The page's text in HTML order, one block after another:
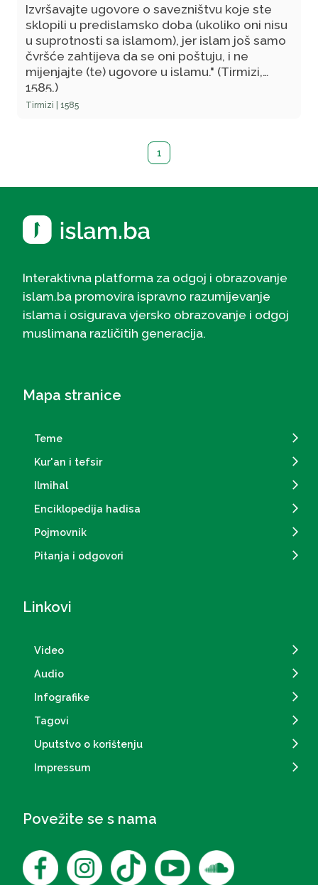
Izvršavajte ugovore o savezništvu koje ste
sklopili u predislamsko doba (ukoliko oni nisu
u suprotnosti sa islamom), jer islam još samo
čvršće zahtijeva da se oni poštuju, i ne
mijenjajte (te) ugovore u islamu." (Tirmizi,
1585.)
Tirmizi | 1585
1
Interaktivna platforma za odgoj i obrazovanje
islam.ba promovira ispravno razumijevanje
islama i osigurava vjersko obrazovanje i odgoj
muslimana različitih generacija.
Mapa stranice
Teme
Kur'an i tefsir
Ilmihal
Enciklopedija hadisa
Pojmovnik
Pitanja i odgovori
Linkovi
Video
Audio
Infografike
Tagovi
Uputstvo o korištenju
Impressum
Povežite se s nama